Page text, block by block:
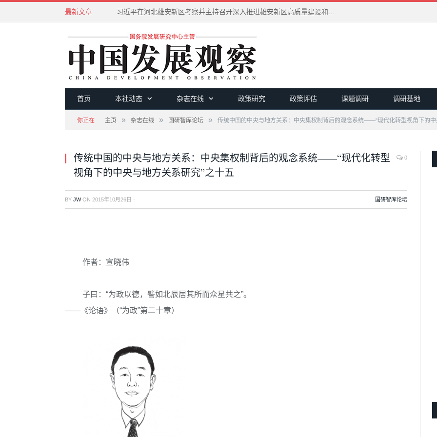
最新文章 习近平在河北雄安新区考察并主持召开深入推进雄安新区高质量建设和发展座谈会
首页 本社动态 杂志在线 政策研究 政策评估 课题调研 调研基地
你正在 主页 » 杂志在线 » 国研智库论坛 » 传统中国的中央与地方关系：中央集权制背后的观念系统——“现代化转型视角下的中
传统中国的中央与地方关系：中央集权制背后的观念系统——“现代化转型
视角下的中央与地方关系研究”之十五
0
BY JWON 2015年10月26日 · 国研智库论坛
作者：宣晓伟
子曰：“为政以德，譬如北辰居其所而众星共之”。
——《论语》（“为政”第二十章）